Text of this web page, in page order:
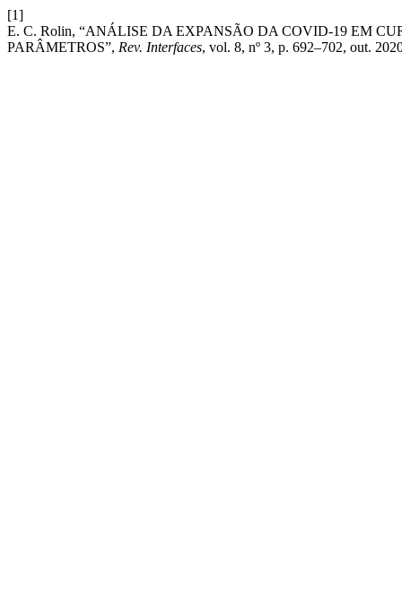
[1]
E. C. Rolin, “ANÁLISE DA EXPANSÃO DA COVID-19 EM
PARÂMETROS”, Rev. Interfaces, vol. 8, nº 3, p. 692–702, out.